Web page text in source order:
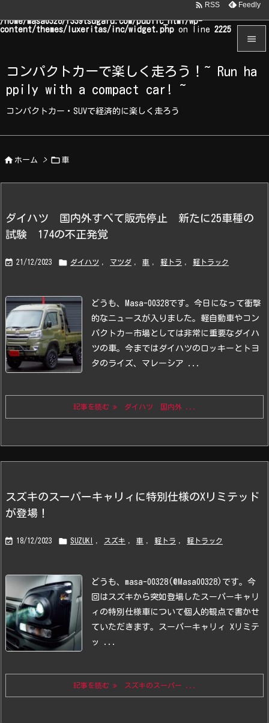
/home/masa0328/r339tsugaru.com/public_html/wp-
content/themes/luxeritas/inc/widget.php on line 2225
コンパクトカーで楽しく走ろう！~ Run ha
ppily with a compact car! ~
コンパクトカー・SUVで経済的に楽しく走ろう


メニュ

 RSS Feedly
 ホーム >  車
ダイハツ 国内外すべて販売停止 新たに25車種の
試験 174の不正発覚
 21/12/2023  ダイハツ マツダ 車 軽トラ 軽トラック
どうも、Masa-00328です。 今日になって衝撃
的なニュースが入りました。 軽自動車やコン
パクトカー市場としては非常に重要なダイハ
ツの車。 今まではダイハツのロッキーとトヨ
タのライズ、マレーシア ...
記事を読む ダイハツ 国内外 ...
スズキのスーパーキャリィに特別仕様のXリミテッド
が登場！
 18/12/2023  SUZUKI スズキ 車 軽トラ 軽トラック
どうも、 masa-00328(@Masa00328) です。 今
回はスズキから突如登場したスーパーキャリ
ィの特別仕様車について個人的観点で書かせ
ていただきます。
スーパーキャリィ Xリミテ
ッ ...
記事を読む スズキのスーパー ...